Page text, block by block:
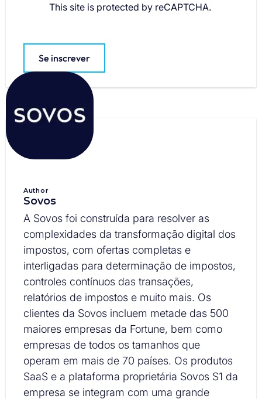
This site is protected by reCAPTCHA.
Se inscrever
Author
Sovos
A Sovos foi construída para resolver as
complexidades da transformação digital dos
impostos, com ofertas completas e
interligadas para determinação de impostos,
controles contínuos das transações,
relatórios de impostos e muito mais. Os
clientes da Sovos incluem metade das 500
maiores empresas da Fortune, bem como
empresas de todos os tamanhos que
operam em mais de 70 países. Os produtos
SaaS e a plataforma proprietária Sovos S1 da
empresa se integram com uma grande